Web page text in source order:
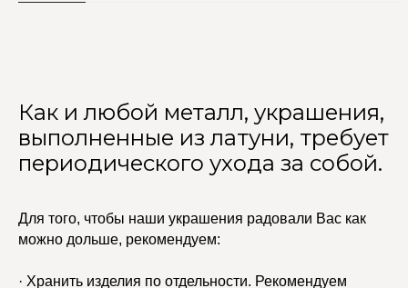
Как и любой металл, украшения,
выполненные из латуни, требует
периодического ухода за собой.
Для того, чтобы наши украшения радовали Вас как
можно дольше, рекомендуем:
· Хранить изделия по отдельности. Рекомендуем